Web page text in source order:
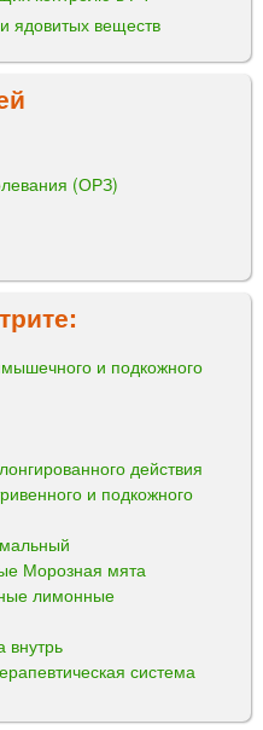
ядовитых веществ
(ОРЗ)
и подкожного
действия
и подкожного
Морозная мята
лимонные
система